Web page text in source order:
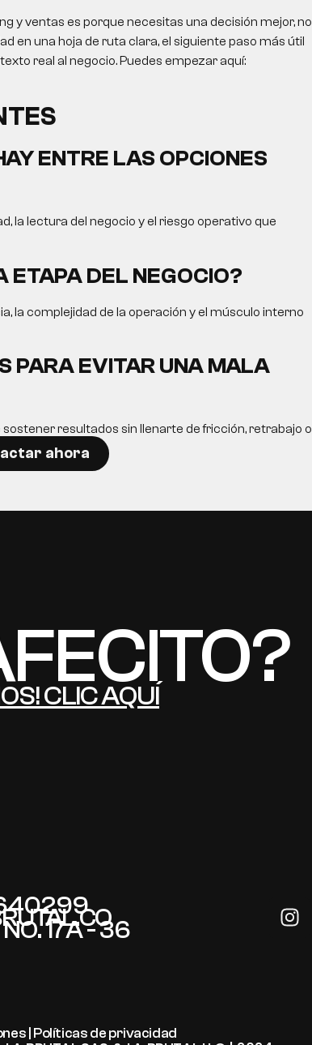
y ventas es porque necesitas una decisión mejor, no
en una hoja de ruta clara, el siguiente paso más útil
real al negocio. Puedes empezar aquí:
ENTRE LAS OPCIONES
la lectura del negocio y el riesgo operativo que
ETAPA DEL NEGOCIO?
la complejidad de la operación y el músculo interno
PARA EVITAR UNA MALA
resultados sin llenarte de fricción, retrabajo o
ahora
CLIC AQUÍ
17A - 36
| Políticas de privacidad